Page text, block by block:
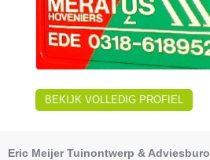
BEKIJK VOLLEDIG PROFIEL
Eric Meijer Tuinontwerp & Adviesburo